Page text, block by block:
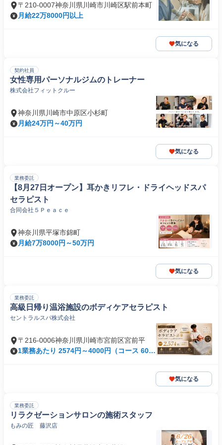
〒210-0007神奈川県川崎市川崎区駅前本町
月給22万8000円以上
気になる
契約社員
女性専用パーソナルジムのトレーナー
株式会社フィットクルー
神奈川県川崎市中原区小杉町
月給24万円～40万円
気になる
業務委託
【8月27日オープン】耳かきリフレ・ドライヘッドスパ
セラピスト
合同会社５Ｐｅａｃｅ
神奈川県平塚市錦町
月給7万8000円～50万円
気になる
業務委託
高級日帰り温浴施設のボディケアセラピスト
セントラルスパ株式会社
〒216-0006神奈川県川崎市宮前区宮前平
1業務あたり 2574円～4000円（コース 60
気になる
業務委託
リラクゼーションサロンの施術スタッフ
もみの匠 藤沢店